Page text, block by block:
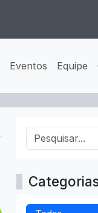
Eventos Equipe